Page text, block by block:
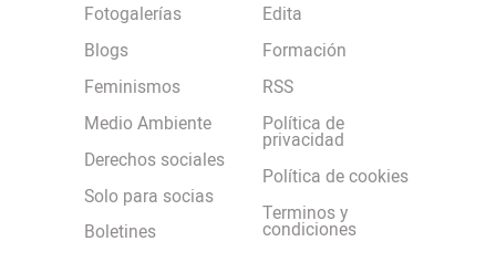
Fotogalerías
Blogs
Feminismos
Medio Ambiente
Derechos sociales
Solo para socias
Boletines
Edita
Formación
RSS
Política de
privacidad
Política de cookies
Terminos y
condiciones